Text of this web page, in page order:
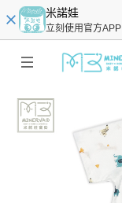
米諾娃
立刻使用官方APP